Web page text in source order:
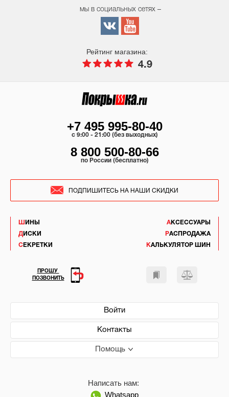
мы в социальных сетях –
Рейтинг магазина:
4.9
ШИНЫ
ДИСКИ
СЕКРЕТКИ
АКСЕССУАРЫ
РАСПРОДАЖА
КАЛЬКУЛЯТОР ШИН
Войти
Контакты
Помощь
Написать нам:
Whatsapp
+7 495 995-80-40
c 9:00 - 21:00 (без выходных)
8 800 500-80-66
по России (бесплатно)
ПОДПИШИТЕСЬ НА НАШИ СКИДКИ
ПРОШУ
ПОЗВОНИТЬ